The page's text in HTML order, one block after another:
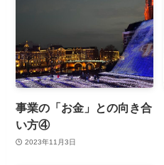
事業の「お金」との向き合
い方④
2023年11月3日